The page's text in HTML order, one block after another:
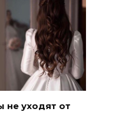
не уходят от